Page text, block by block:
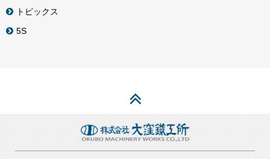
トピックス
5S